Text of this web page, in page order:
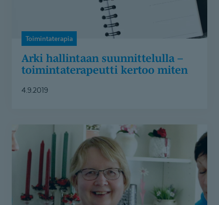
Toimintaterapia
Arki hallintaan suunnittelulla –
toimintate­ra­peutti kertoo miten
4.9.2019
Asiakastarina:
Kuntoutuksen
avulla
takaisin
työelämään